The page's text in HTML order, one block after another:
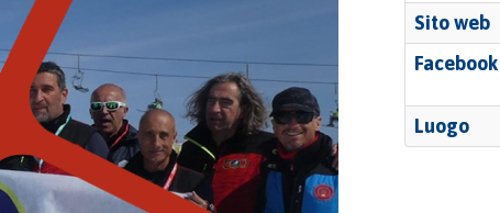
Sito web
Facebook
Luogo